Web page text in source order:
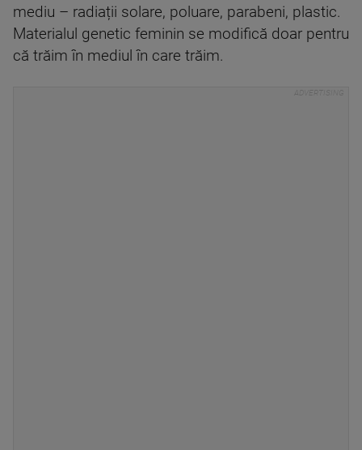
mediu – radiații solare, poluare, parabeni, plastic.
Materialul genetic feminin se modifică doar pentru
că trăim în mediul în care trăim.